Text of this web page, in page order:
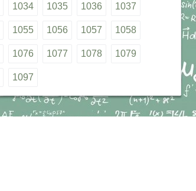
1034 1035 1036 1037
1055 1056 1057 1058
1076 1077 1078 1079
1097